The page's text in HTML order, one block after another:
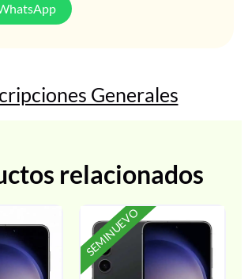
Generales
relacionados
SEMINUEVO